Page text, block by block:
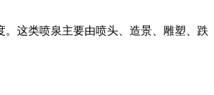
这类喷泉主要由喷头、造景、雕塑、跌